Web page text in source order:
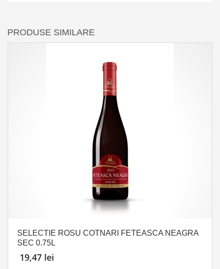
PRODUSE SIMILARE
SELECTIE ROSU COTNARI FETEASCA NEAGRA
SEC 0.75L
19,47 lei